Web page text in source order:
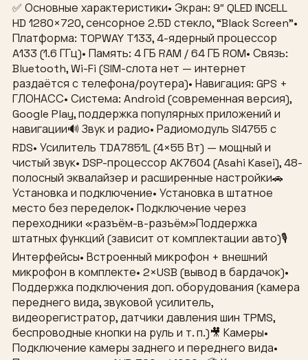
✅ Основные характеристики• Экран: 9″ QLED INCELL
HD 1280×720, сенсорное 2.5D стекло, “Black Screen”•
Платформа: TOPWAY T133, 4-ядерный процессор
A133 (1.6 ГГц)• Память: 4 ГБ RAM / 64 ГБ ROM• Связь:
Bluetooth, Wi-Fi (SIM-слота нет — интернет
раздаётся с телефона/роутера)• Навигация: GPS +
ГЛОНАСС• Система: Android (современная версия),
Google Play, поддержка популярных приложений и
навигации🔊 Звук и радио• Радиомодуль SI4755 с
RDS• Усилитель TDA7851L (4×55 Вт) — мощный и
чистый звук• DSP-процессор AK7604 (Asahi Kasei), 48-
полосный эквалайзер и расширенные настройки🚗
Установка и подключение• Установка в штатное
место без переделок• Подключение через
переходники «разъём-в-разъём»Поддержка
штатных функций (зависит от комплектации авто)🎙
Интерфейсы• Встроенный микрофон + внешний
микрофон в комплекте• 2×USB (вывод в бардачок)•
Поддержка подключения доп. оборудования (камера
переднего вида, звуковой усилитель,
видеорегистратор, датчики давления шин TPMS,
беспроводные кнопки на руль и т. п.)🎥 Камеры•
Подключение камеры заднего и переднего вида•